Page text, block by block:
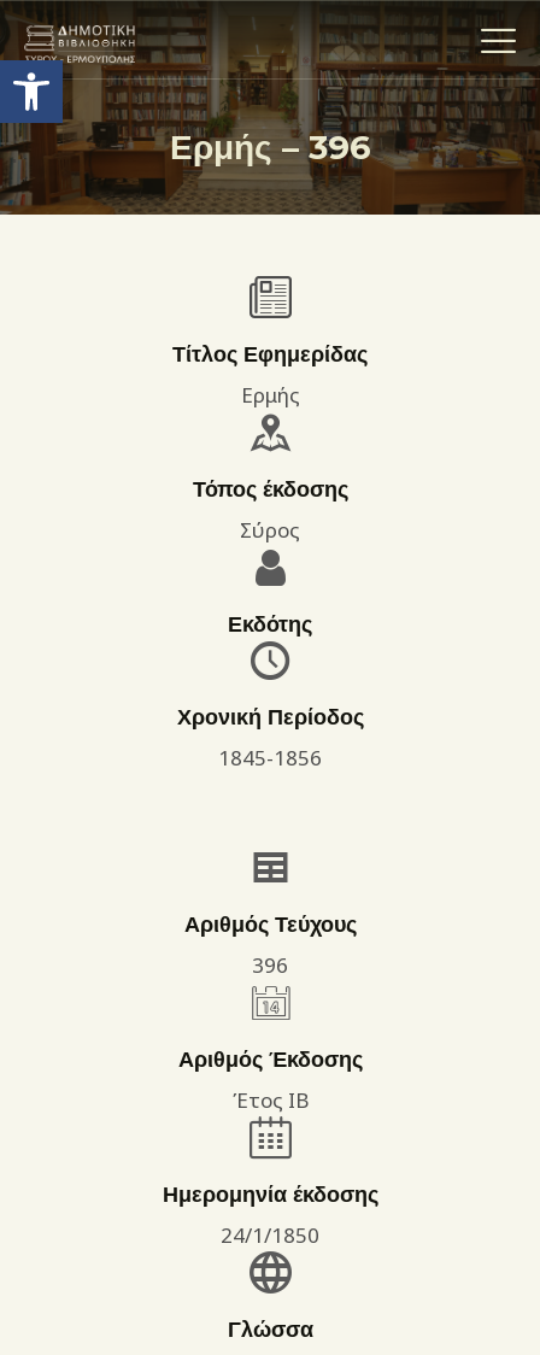
Ανοίξτε τη γραμμή εργαλείων
Ερμής – 396
Η ΒΙΒΛΙΟΘΗΚΗ
ΟΙ ΣΥΛΛΟΓΈΣ
ΔΡΑΣΤΗΡΙΟΤΗΤΕΣ
ΕΠΙΚΟΙΝΩΝΊΑ
ΌΡΟΙ ΧΡΉΣΗΣ
Τίτλος Εφημερίδας
Ερμής
Τόπος έκδοσης
Σύρος
Εκδότης
Χρονική Περίοδος
1845-1856
Αριθμός Τεύχους
396
Αριθμός Έκδοσης
Έτος ΙΒ
Ημερομηνία έκδοσης
24/1/1850
Γλώσσα